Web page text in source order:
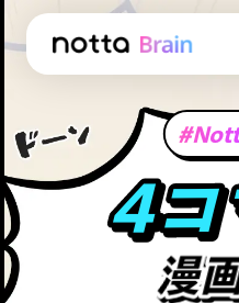
Notta
Brain
コ
マ
漫
画
4
4
漫
漫